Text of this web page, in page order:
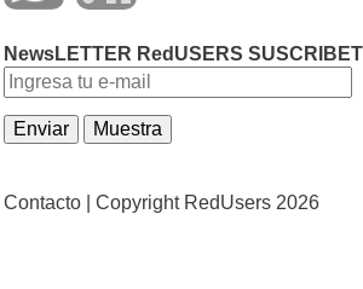
NewsLETTER RedUSERS
Contacto | Copyright RedUsers 2026